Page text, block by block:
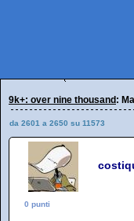
9k+: over nine thousand :
da 2601 a 2650 su 11573
0 punti